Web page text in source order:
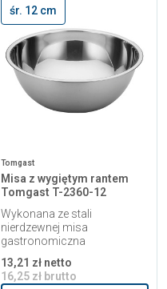
śr. 12 cm
Tomgast
Misa z wygiętym rantem
Tomgast T-2360-12
Wykonana ze stali
nierdzewnej misa
gastronomiczna
13,21 zł netto
16,25 zł brutto